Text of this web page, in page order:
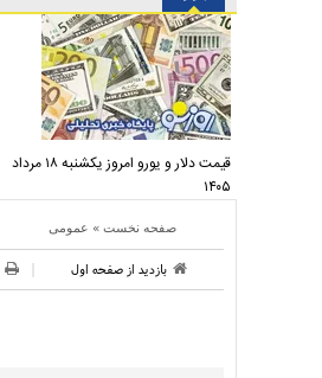
قیمت دلار و یورو امروز یکشنبه ۱۸ مرداد
۱۴۰۵
صفحه نخست » عمومی
بازدید از صفحه اول